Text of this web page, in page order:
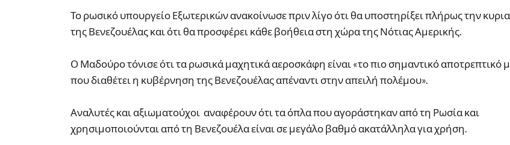
Το ρωσικό υπουργείο Εξωτερικών ανακοίνωσε πριν λίγο ότι θα υποστηρίξει πλήρως την
της Βενεζουέλας και ότι θα προσφέρει κάθε βοήθεια στη χώρα της Νότιας Αμερικής.
Ο Μαδούρο τόνισε ότι τα ρωσικά μαχητικά αεροσκάφη είναι «το πιο σημαντικό αποτρεπτικό
που διαθέτει η κυβέρνηση της Βενεζουέλας απέναντι στην απειλή πολέμου».
Αναλυτές και αξιωματούχοι αναφέρουν ότι τα όπλα που αγοράστηκαν από τη Ρωσία και
χρησιμοποιούνται από τη Βενεζουέλα είναι σε μεγάλο βαθμό ακατάλληλα για χρήση.